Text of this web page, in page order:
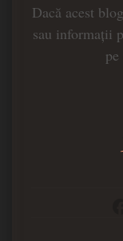
Dacă acest
sau informații